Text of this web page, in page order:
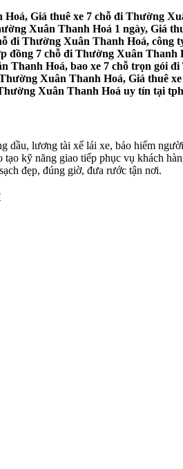
Giá thuê xe 7 chỗ đi Thường
Xuân Thanh Hoá 1 ngày, Giá
đi Thường Xuân Thanh Hoá,
đồng 7 chỗ đi Thường Xuân
Thanh Hoá, bao xe 7 chỗ trọn gói
Xuân Thanh Hoá, Giá thuê
Xuân Thanh Hoá uy tín tại
dầu, lương tài xế lái xe, bảo hiểm
kỹ năng giao tiếp phục vụ khách
đẹp, đúng giờ, đưa rước tận nơi.